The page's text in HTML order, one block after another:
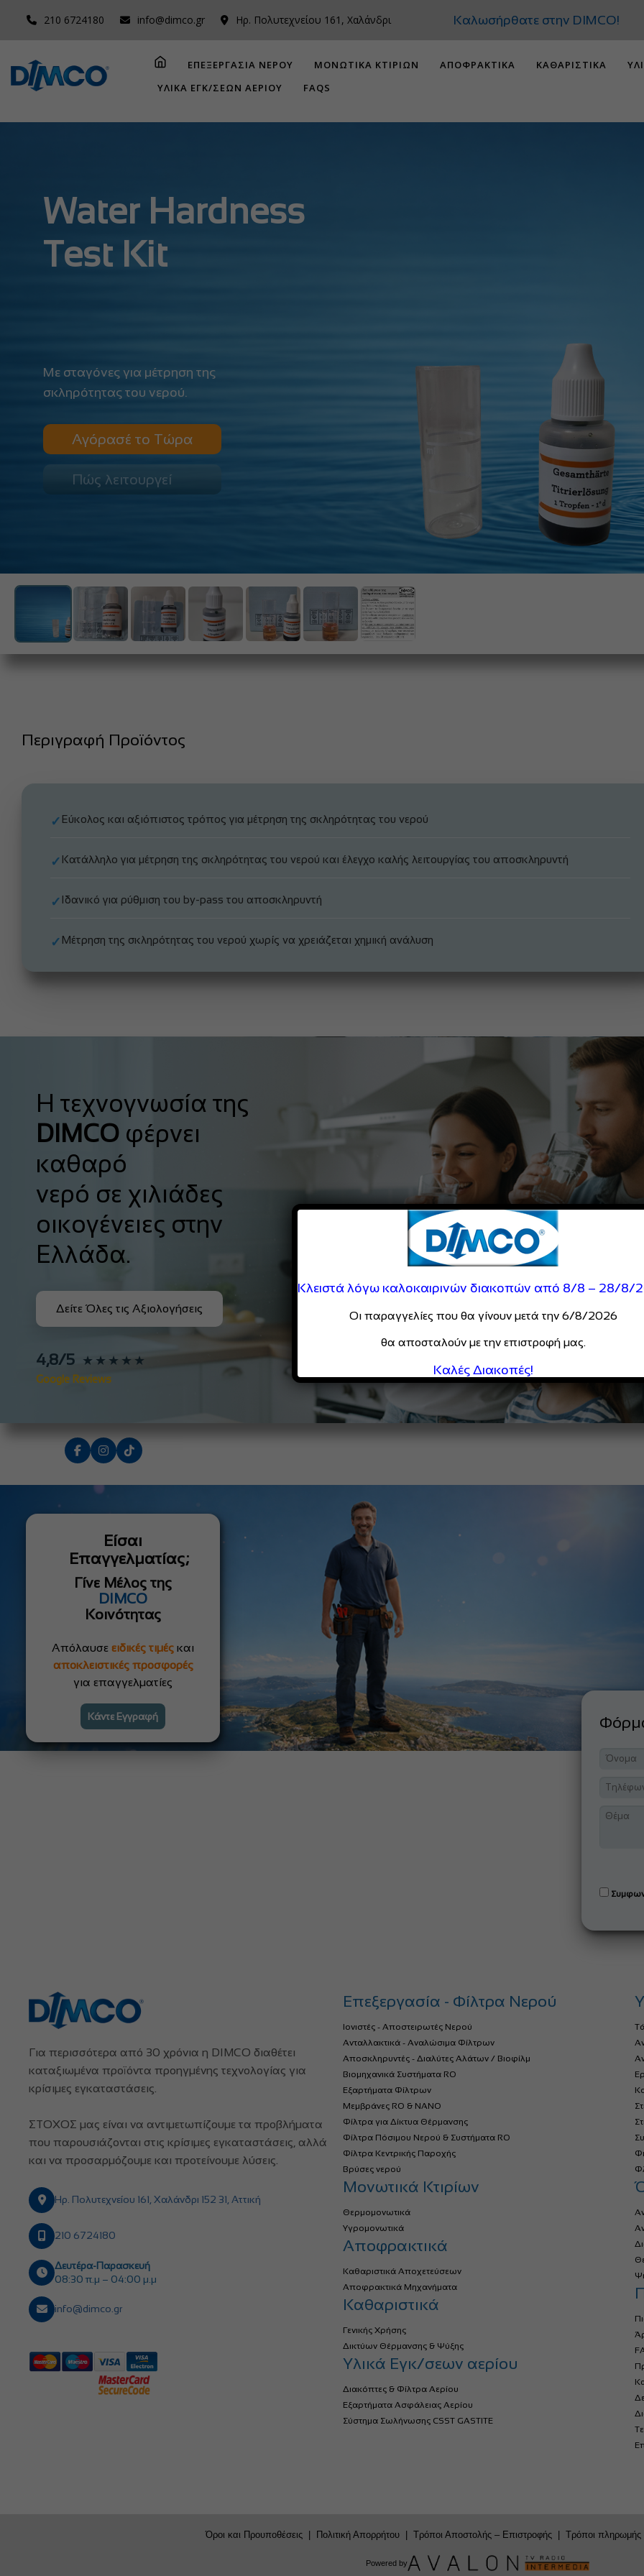
210 6724180 info@dimco.gr Ηρ. Πολυτεχνείου 161, Χαλάνδρι Καλωσήρθατε στην
ΕΠΕΞΕΡΓΑΣΙΑ ΝΕΡΟΥ ΜΟΝΩΤΙΚΑ ΚΤΙΡΙΩΝ ΑΠΟΦΡΑΚΤΙΚΑ ΚΑΘΑΡΙΣΤΙΚΑ
ΥΛΙΚΑ ΕΓΚ/ΣΕΩΝ ΑΕΡΙΟΥ
FAQS
Water Hardness
Test Kit
Με σταγόνες για μέτρηση της
σκληρότητας του νερού.
Αγόρασέ το Τώρα
Πώς λειτουργεί
Περιγραφή Προϊόντος
✓ Εύκολος και αξιόπιστος τρόπος για μέτρηση της σκληρότητας του νερού
✓ Κατάλληλο για μέτρηση της σκληρότητας του νερού και έλεγχο καλής λειτουργίας του αποσκληρυντή
✓ Ιδανικό για ρύθμιση του by-pass του αποσκληρυντή
✓ Μέτρηση της σκληρότητας του νερού χωρίς να χρειάζεται χημική ανάλυση
Η τεχνογνωσία της
DIMCO φέρνει
καθαρό
νερό σε χιλιάδες
οικογένειες στην
Ελλάδα.
Δείτε Όλες τις Αξιολογήσεις
4,8/5 ★★★★★
Google Reviews
Είσαι
Επαγγελματίας;
Γίνε Μέλος της
DIMCO
Κοινότητας
Απόλαυσε ειδικές τιμές και
αποκλειστικές προσφορές
για επαγγελματίες
Κάντε Εγγραφή
Για περισσότερα από 30 χρόνια η DIMCO διαθέτει
καταξιωμένα προϊόντα προηγμένης τεχνολογίας για
κρίσιμες εγκαταστάσεις.
ΣΤΟΧΟΣ μας είναι να αντιμετωπίζουμε τα προβλήματα
που παρουσιάζονται στις κρίσιμες εγκαταστάσεις, αλλά
και να προσαρμόζουμε και προτείνουμε λύσεις.
Ηρ. Πολυτεχνείου 161, Χαλάνδρι 152 31, Αττική
210 6724180
Δευτέρα-Παρασκευή
08:30 π.μ – 04:00 μ.μ
info@dimco.gr
Επεξεργασία - Φίλτρα Νερού
Ιονιστές - Αποστειρωτές Νερού
Ανταλλακτικά - Αναλώσιμα Φίλτρων
Αποσκληρυντές - Διαλύτες Αλάτων / Βιοφίλμ
Βιομηχανικά Συστήματα RO
Εξαρτήματα Φίλτρων
Μεμβράνες RO & NANO
Φίλτρα για Δίκτυα Θέρμανσης
Φίλτρα Πόσιμου Νερού & Συστήματα RO
Φίλτρα Κεντρικής Παροχής
Βρύσες νερού
Μονωτικά Κτιρίων
Θερμομονωτικά
Υγρομονωτικά
Αποφρακτικά
Καθαριστικά Αποχετεύσεων
Αποφρακτικά Μηχανήματα
Καθαριστικά
Γενικής Χρήσης
Δικτύων Θέρμανσης & Ψύξης
Υλικά Εγκ/σεων αερίου
Διακόπτες & Φίλτρα Αερίου
Εξαρτήματα Ασφάλειας Αερίου
Σύστημα Σωλήνωσης CSST GASTITE
Όροι και Προυποθέσεις Πολιτική Απορρήτου Τρόποι Αποστολής – Επιστροφής Τρόποι
Powered by
Κλειστά λόγω καλοκαιρινών διακοπών από 8/8 – 28/8/
Οι παραγγελίες που θα γίνουν μετά την 6/8/2026
θα αποσταλούν με την επιστροφή μας.
Καλές Διακοπές!